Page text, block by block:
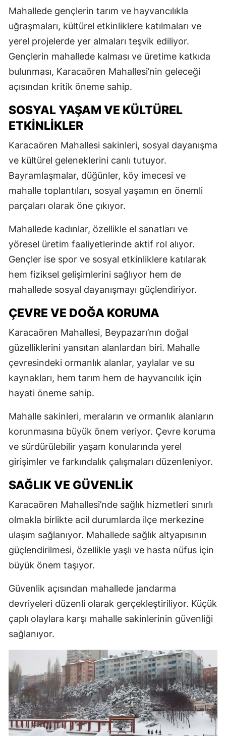
Mahallede gençlerin tarım ve hayvancılıkla
uğraşmaları, kültürel etkinliklere katılmaları ve
yerel projelerde yer almaları teşvik ediliyor.
Gençlerin mahallede kalması ve üretime katkıda
bulunması, Karacaören Mahallesi’nin geleceği
açısından kritik öneme sahip.
SOSYAL YAŞAM VE KÜLTÜREL
ETKINLIKLER
Karacaören Mahallesi sakinleri, sosyal dayanışma
ve kültürel geleneklerini canlı tutuyor.
Bayramlaşmalar, düğünler, köy imecesi ve
mahalle toplantıları, sosyal yaşamın en önemli
parçaları olarak öne çıkıyor.
Mahallede kadınlar, özellikle el sanatları ve
yöresel üretim faaliyetlerinde aktif rol alıyor.
Gençler ise spor ve sosyal etkinliklere katılarak
hem fiziksel gelişimlerini sağlıyor hem de
mahallede sosyal dayanışmayı güçlendiriyor.
ÇEVRE VE DOĞA KORUMA
Karacaören Mahallesi, Beypazarı’nın doğal
güzelliklerini yansıtan alanlardan biri. Mahalle
çevresindeki ormanlık alanlar, yaylalar ve su
kaynakları, hem tarım hem de hayvancılık için
hayati öneme sahip.
Mahalle sakinleri, meraların ve ormanlık alanların
korunmasına büyük önem veriyor. Çevre koruma
ve sürdürülebilir yaşam konularında yerel
girişimler ve farkındalık çalışmaları düzenleniyor.
SAĞLIK VE GÜVENLIK
Karacaören Mahallesi’nde sağlık hizmetleri sınırlı
olmakla birlikte acil durumlarda ilçe merkezine
ulaşım sağlanıyor. Mahallede sağlık altyapısının
güçlendirilmesi, özellikle yaşlı ve hasta nüfus için
büyük önem taşıyor.
Güvenlik açısından mahallede jandarma
devriyeleri düzenli olarak gerçekleştiriliyor. Küçük
çaplı olaylara karşı mahalle sakinlerinin güvenliği
sağlanıyor.